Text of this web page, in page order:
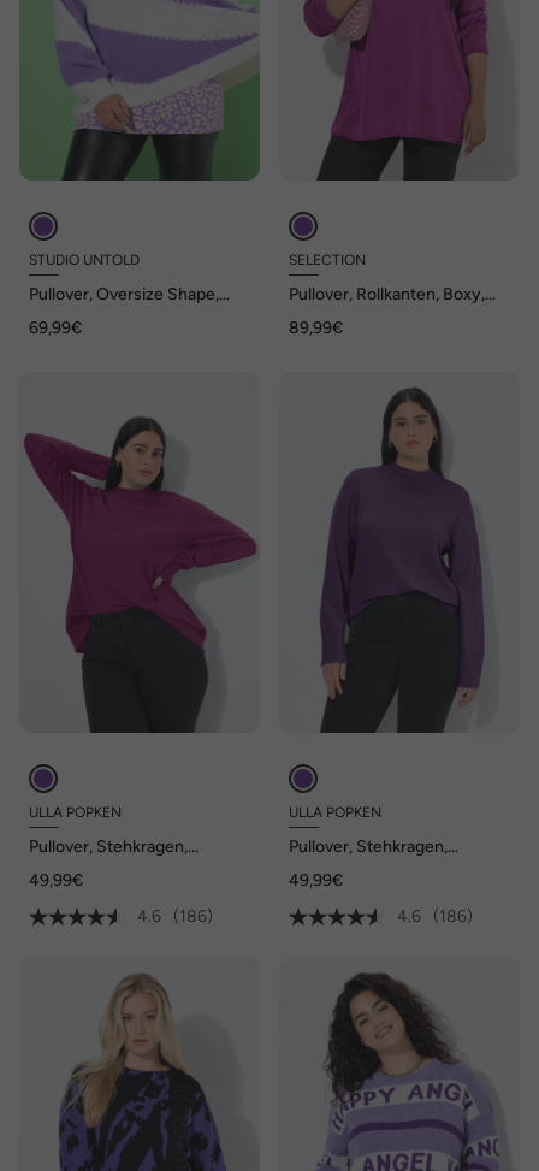
STUDIO UNTOLD
Pullover, Oversize Shape,
69,99€
SELECTION
Pullover, Rollkanten, Boxy,
89,99€
ULLA POPKEN
Pullover, Stehkragen,
49,99€
4.6
(186)
ULLA POPKEN
Pullover, Stehkragen,
49,99€
4.6
(186)